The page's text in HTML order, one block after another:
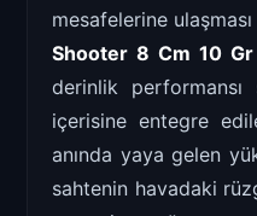
mesafelerine
Shooter 8 Cm 10
derinlik
içerisine entegre
anında yaya gelen
sahtenin havadaki